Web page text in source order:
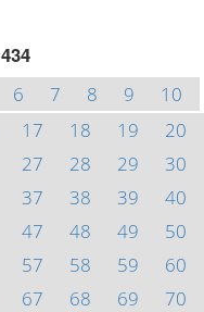
434
6 7 8 9
10
17 18 19
20
27 28 29
30
37 38 39
40
47 48 49
50
57 58 59
60
67 68 69
70